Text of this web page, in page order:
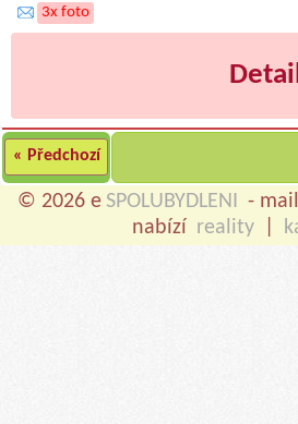
3x foto
« Předchozí
© 2026 e SPOLUBYDLENI -
nabízí reality